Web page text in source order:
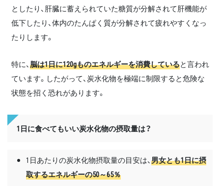
としたり、肝臓に蓄えられていた糖質が分解されて肝機能が
低下したり、体内のたんぱく質が分解されて疲れやすくなっ
たりします。
特に、脳は1日に120gものエネルギーを消費していると言われ
ています。したがって、炭水化物を極端に制限すると危険な
状態を招く恐れがあります。
1日に食べてもいい炭水化物の摂取量は？
1日あたりの炭水化物摂取量の目安は、男女とも1日に摂
取するエネルギーの50～65％